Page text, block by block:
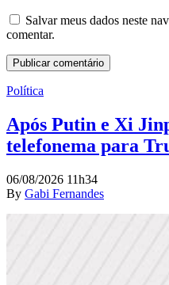
Salvar meus dados neste
comentar.
Política
Após Putin e Xi
telefonema para
06/08/2026 11h34
By Gabi Fernandes